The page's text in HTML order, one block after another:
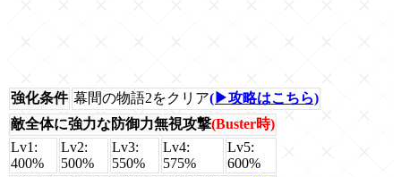
強化条件 幕間の物語2をクリア(▶攻略はこちら)
敵全体に強力な防御力無視攻撃(Buster時)
Lv1:
400%
Lv2:
500%
Lv3:
550%
Lv4:
575%
Lv5:
600%